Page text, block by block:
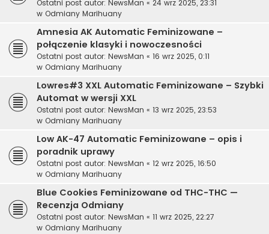
Ostatni post autor: NewsMan « 24 wrz 2025, 23:31
w Odmiany Marihuany
Amnesia AK Automatic Feminizowane –
połączenie klasyki i nowoczesności
Ostatni post autor: NewsMan « 16 wrz 2025, 0:11
w Odmiany Marihuany
Lowres#3 XXL Automatic Feminizowane – Szybki
Automat w wersji XXL
Ostatni post autor: NewsMan « 13 wrz 2025, 23:53
w Odmiany Marihuany
Low AK-47 Automatic Feminizowane – opis i
poradnik uprawy
Ostatni post autor: NewsMan « 12 wrz 2025, 16:50
w Odmiany Marihuany
Blue Cookies Feminizowane od THC-THC —
Recenzja Odmiany
Ostatni post autor: NewsMan « 11 wrz 2025, 22:27
w Odmiany Marihuany